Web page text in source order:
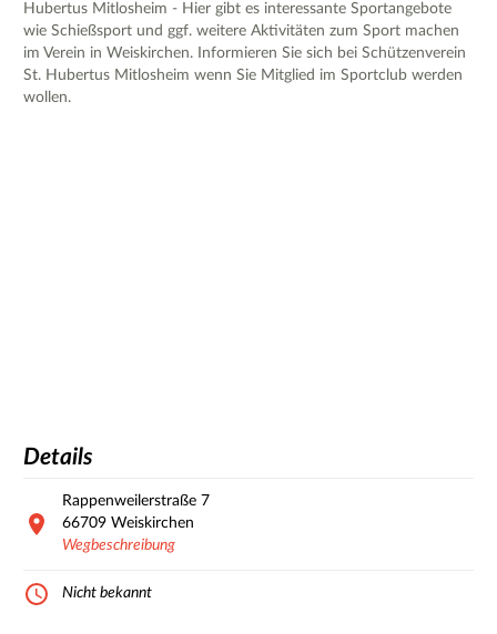
Hubertus Mitlosheim - Hier gibt es interessante Sportangebote
wie Schießsport und ggf. weitere Aktivitäten zum Sport machen
im Verein in Weiskirchen. Informieren Sie sich bei Schützenverein
St. Hubertus Mitlosheim wenn Sie Mitglied im Sportclub werden
wollen.
Details
Rappenweilerstraße 7
66709 Weiskirchen
Wegbeschreibung
Nicht bekannt